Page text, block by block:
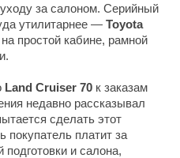
за салоном. Серийный
утилитарнее — Toyota
простой кабине, рамной
Land Cruiser 70 к заказам
недавно рассказывал
сделать этот
покупатель платит за
подготовки и салона,